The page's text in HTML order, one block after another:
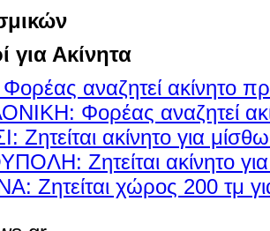
για Ακίνητα
αναζητεί ακίνητο
Φορέας αναζητεί
ακίνητο για
Ζητείται ακίνητο
Ζητείται χώρος 200 τμ